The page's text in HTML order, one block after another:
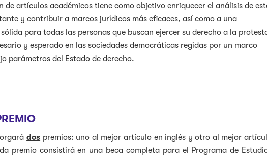
de artículos académicos tiene como objetivo enriquecer el análisis de
y contribuir a marcos jurídicos más eficaces, así como a una
para todas las personas que buscan ejercer su derecho a la
y esperado en las sociedades democráticas regidas por un marco
parámetros del Estado de derecho.
dos premios: uno al mejor artículo en inglés y otro al mejor
premio consistirá en una beca completa para el Programa de